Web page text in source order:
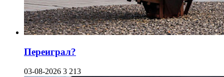
Переиграл?
03-08-2026 3 213